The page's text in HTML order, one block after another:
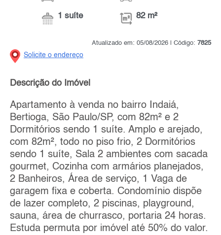
1 suíte 82 m²
Atualizado em: 05/08/2026 | Código: 7825
Solicite o endereço
Descrição do Imóvel
Apartamento à venda no bairro Indaiá,
Bertioga, São Paulo/SP, com 82m² e 2
Dormitórios sendo 1 suíte. Amplo e arejado,
com 82m², todo no piso frio, 2 Dormitórios
sendo 1 suíte, Sala 2 ambientes com sacada
gourmet, Cozinha com armários planejados,
2 Banheiros, Área de serviço, 1 Vaga de
garagem fixa e coberta. Condomínio dispõe
de lazer completo, 2 piscinas, playground,
sauna, área de churrasco, portaria 24 horas.
Estuda permuta por imóvel até 50% do valor.